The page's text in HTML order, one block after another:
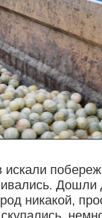
искали
Дошли
никакой,